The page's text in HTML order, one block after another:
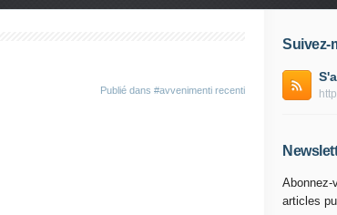
Publié dans #avvenimenti recenti
Suivez-
Abonnez-
articles